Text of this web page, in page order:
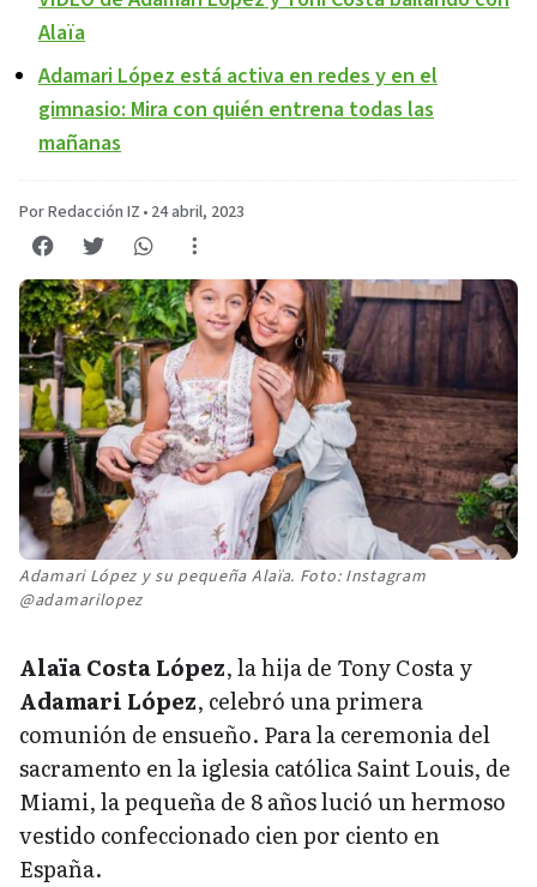
Alaïa
Adamari López está activa en redes y en el
gimnasio: Mira con quién entrena todas las
mañanas
Por Redacción IZ • 24 abril, 2023
Adamari López y su pequeña Alaïa. Foto: Instagram
@adamarilopez
Alaïa Costa López, la hija de Tony Costa y
Adamari López, celebró una primera
comunión de ensueño. Para la ceremonia del
sacramento en la iglesia católica Saint Louis, de
Miami, la pequeña de 8 años lució un hermoso
vestido confeccionado cien por ciento en
España.